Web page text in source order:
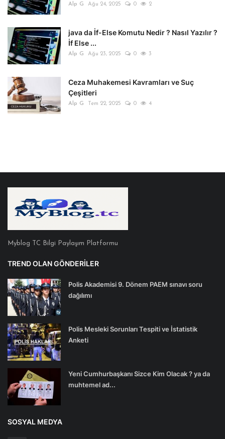
Alp G Ağu 24, 2025 0 2
java da İf-Else Komutu Nedir ? Nasıl Yazılır ?
İf Else ...
Alp G Ağu 23, 2025 0 3
Ceza Muhakemesi Kavramları ve Suç
Çeşitleri
Alp G Tem 22, 2025 0 4
Myblog TC Bilgi Paylaşım Platformu
TREND OLAN GÖNDERILER
Polis Akademisi 9. Dönem PAEM sınavı soru
dağılımı
Polis Mesleki Sorunları Tespiti ve İstatistik
Anketi
Yeni Cumhurbaşkanı Sizce Kim Olacak ? ya da
muhtemel ad...
SOSYAL MEDYA